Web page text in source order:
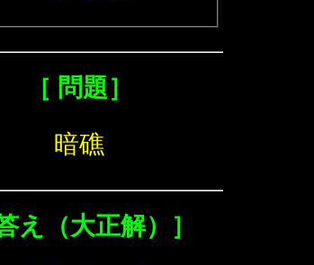
［ 問題］
暗礁
え（大正解）］